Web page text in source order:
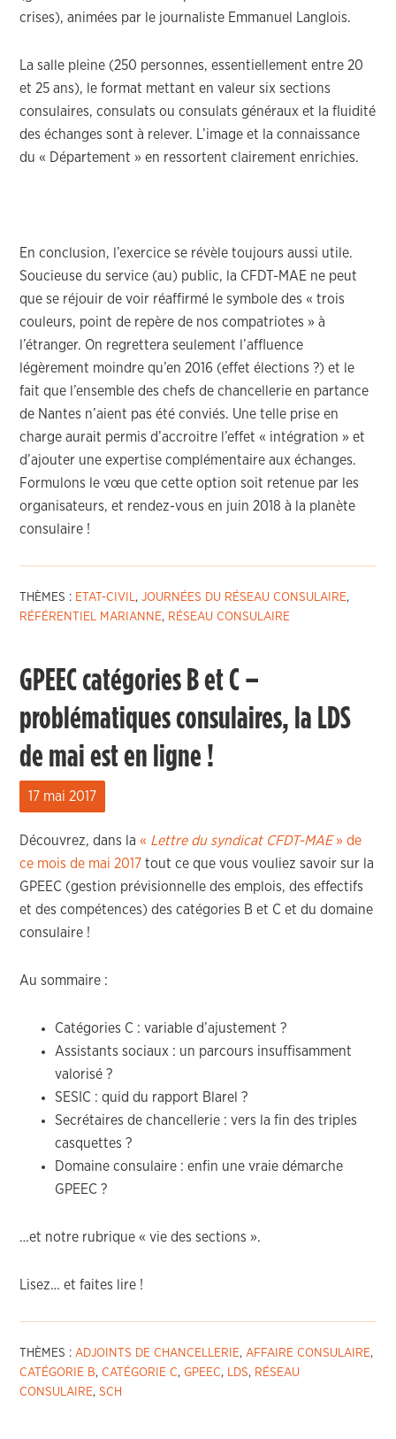
crises), animées par le journaliste Emmanuel Langlois.
La salle pleine (250 personnes, essentiellement entre 20
et 25 ans), le format mettant en valeur six sections
consulaires, consulats ou consulats généraux et la fluidité
des échanges sont à relever. L’image et la connaissance
du « Département » en ressortent clairement enrichies.
En conclusion, l’exercice se révèle toujours aussi utile.
Soucieuse du service (au) public, la CFDT-MAE ne peut
que se réjouir de voir réaffirmé le symbole des « trois
couleurs, point de repère de nos compatriotes » à
l’étranger. On regrettera seulement l’affluence
légèrement moindre qu’en 2016 (effet élections ?) et le
fait que l’ensemble des chefs de chancellerie en partance
de Nantes n’aient pas été conviés. Une telle prise en
charge aurait permis d’accroitre l’effet « intégration » et
d’ajouter une expertise complémentaire aux échanges.
Formulons le vœu que cette option soit retenue par les
organisateurs, et rendez-vous en juin 2018 à la planète
consulaire !
THÈMES : ETAT-CIVIL,JOURNÉES DU RÉSEAU CONSULAIRE,
RÉFÉRENTIEL MARIANNE, RÉSEAU CONSULAIRE
GPEEC catégories B et C –
problématiques consulaires, la LDS
de mai est en ligne !
17 mai 2017
Découvrez, dans la« Lettre du syndicat CFDT-MAE» de
ce mois de mai 2017 tout ce que vous vouliez savoir sur la
GPEEC (gestion prévisionnelle des emplois, des effectifs
et des compétences) des catégories B et C et du domaine
consulaire !
Au sommaire :
Catégories C : variable d’ajustement ?
Assistants sociaux : un parcours insuffisamment
valorisé ?
SESIC : quid du rapport Blarel ?
Secrétaires de chancellerie : vers la fin des triples
casquettes ?
Domaine consulaire : enfin une vraie démarche
GPEEC ?
…et notre rubrique « vie des sections ».
Lisez… et faites lire !
THÈMES :ADJOINTS DE CHANCELLERIE,AFFAIRE CONSULAIRE,
CATÉGORIE B,CATÉGORIE C,GPEEC, LDS, RÉSEAU
CONSULAIRE,SCH